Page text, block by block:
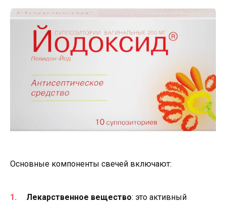
Основные компоненты свечей включают:
Лекарственное вещество: это активный